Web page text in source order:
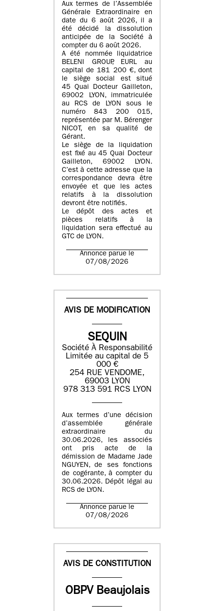
Aux termes de l’Assemblée
Générale Extraordinaire en
date du 6 août 2026, il a
été décidé la dissolution
anticipée de la Société à
compter du 6 août 2026.
A été nommée liquidatrice
BELENI GROUP, EURL au
capital de 181 200 €, dont
le siège social est situé
45 Quai Docteur Gailleton,
69002 LYON, immatriculée
au RCS de LYON sous le
numéro 843 200 015,
représentée par M. Bérenger
NICOT, en sa qualité de
Gérant.
Le siège de la liquidation
est fixé au45 Quai Docteur
Gailleton, 69002 LYON.
C’est à cette adresse que la
correspondance devra être
envoyée et que les actes
relatifs à la dissolution
devront être notifiés.
Le dépôt des actes et
pièces relatifs à la
liquidation sera effectué au
GTC de LYON.
Annonce parue le
07/08/2026
AVIS DE MODIFICATION
SEQUIN
Société À Responsabilité
Limitée au capital de 5
000 €
254 RUE VENDOME,
69003 LYON
978 313 591 RCS LYON
Aux termes d’une décision
d’assemblée générale
extraordinaire du
30.06.2026, les associés
ont pris acte de la
démission de Madame Jade
NGUYEN, de ses fonctions
de cogérante, à compter du
30.06.2026. Dépôt légal au
RCS de LYON.
Annonce parue le
07/08/2026
AVIS DE CONSTITUTION
OBPV Beaujolais